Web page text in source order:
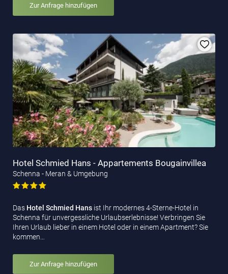
Zur Anfrage hinzufügen
Hotel Schmied Hans - Appartements Bougainvillea
Schenna - Meran & Umgebung
Das Hotel Schmied Hans ist Ihr modernes 4-Sterne-Hotel in
Schenna für unvergessliche Urlaubserlebnisse! Verbringen Sie
Ihren Urlaub lieber in einem Hotel oder in einem Apartment? Sie
kommen…
Zur Anfrage hinzufügen